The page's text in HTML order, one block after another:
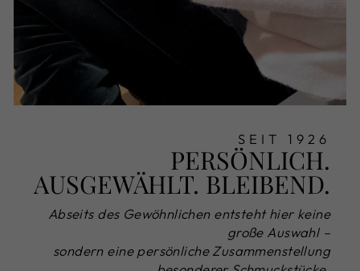
SEIT 1926
PERSÖNLICH.
AUSGEWÄHLT. BLEIBEND.
Abseits des Gewöhnlichen entsteht hier keine
große Auswahl –
sondern eine persönliche Zusammenstellung